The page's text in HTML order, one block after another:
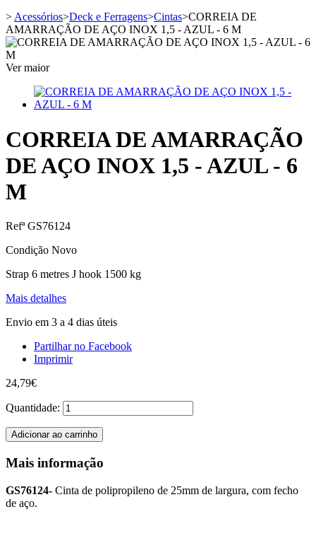
>Acessórios>Deck e Ferragens>Cintas>CORREIA DE
AMARRAÇÃO DE AÇO INOX 1,5 - AZUL - 6 M
Ver maior
CORREIA DE AMARRAÇÃO
DE AÇO INOX 1,5 - AZUL - 6
M
RefªGS76124
Condição Novo
Strap 6 metres J hook 1500 kg
Mais detalhes
Envio em 3 a 4 dias úteis
Partilhar no Facebook
Imprimir
24,79€
Quantidade:
Adicionar ao carrinho
Mais informação
GS76124- Cinta de polipropileno de 25mm de largura, com fecho
de aço.